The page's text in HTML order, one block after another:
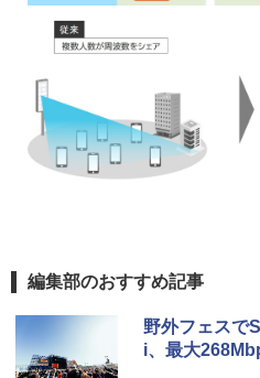
編集部のおすすめ記事
野外フェスで
i、最大